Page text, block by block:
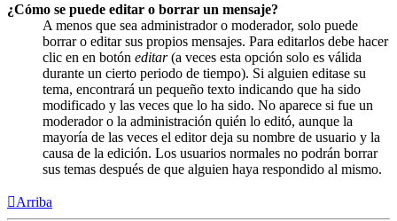
¿Cómo se puede editar o borrar un mensaje?
A menos que sea administrador o moderador, solo puede
borrar o editar sus propios mensajes. Para editarlos debe hacer
clic en en botón editar(a veces esta opción solo es válida
durante un cierto periodo de tiempo). Si alguien editase su
tema, encontrará un pequeño texto indicando que ha sido
modificado y las veces que lo ha sido. No aparece si fue un
moderador o la administración quién lo editó, aunque la
mayoría de las veces el editor deja su nombre de usuario y la
causa de la edición. Los usuarios normales no podrán borrar
sus temas después de que alguien haya respondido al mismo.
Arriba